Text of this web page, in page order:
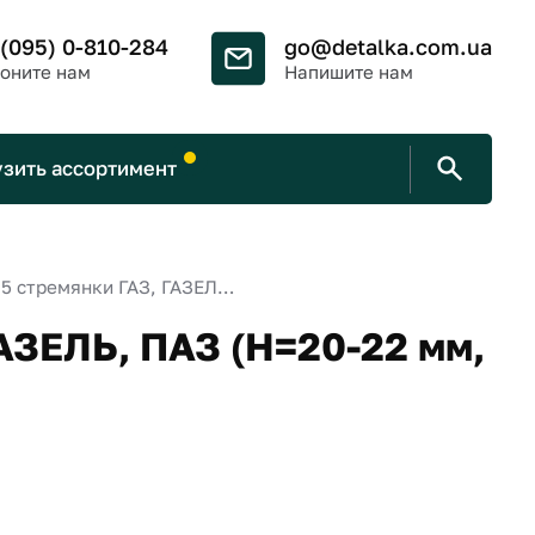
0-810-284
нам
go@detalka.com.ua
Напишите нам
ассортимент
Гайка М16х1,5 стремянки ГАЗ, ГАЗЕЛЬ, ПАЗ (H=20-22 мм, тефлоновая, ПРОЧНОСТЬ 8.8)
ПАЗ (H=20-22 мм,